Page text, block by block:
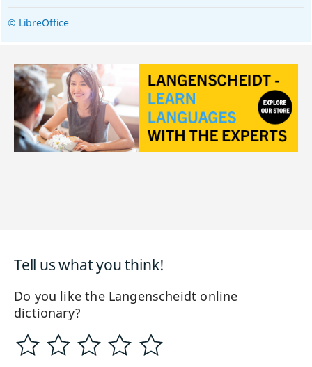
© LibreOffice
Tell us what you think!
Do you like the Langenscheidt online
dictionary?